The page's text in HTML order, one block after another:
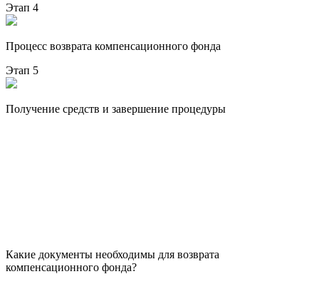
Этап 4
Процесс возврата компенсационного фонда
Этап 5
Получение средств и завершение процедуры
Какие документы необходимы для возврата
компенсационного фонда?